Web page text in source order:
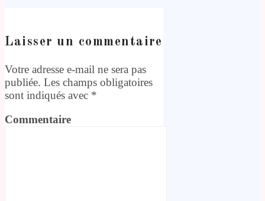
Laisser un commentaire
Votre adresse e-mail ne sera pas
publiée. Les champs obligatoires
sont indiqués avec *
Commentaire